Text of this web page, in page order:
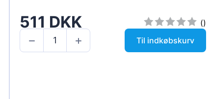
511 DKK
()
Til indkøbskurv